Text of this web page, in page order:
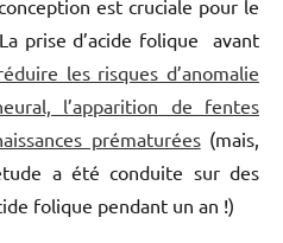
est cruciale pour le
prise d’acide folique avant
les risques d’anomalie
l’apparition de fentes
prématurées(mais,
a été conduite sur des
folique pendant un an !)